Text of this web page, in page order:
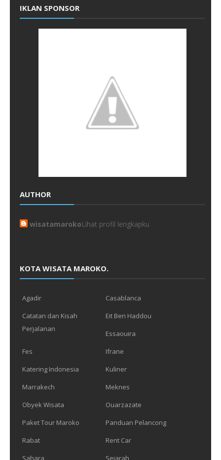
IKLAN SPONSOR
AUTHOR
wisatamarokoLihat profil lengkapku
KOTA WISATA MAROKO.
Agadir
Casablanca
Catatan dan Kisah
Perjalanan
Eit Ben Haddou
Essaouira
Fes
Ifrane
Katering Indonesia
Kuliner
Marrakech
Meknes
Obyek Wisata
Ouarzazate
Paket Tour Maroko
Panduan Pelancong
Rabat
Rent Car
Sahara
Sejarah